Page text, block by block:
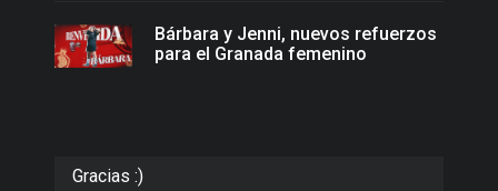
Bárbara y Jenni, nuevos refuerzos
para el Granada femenino
Gracias :)